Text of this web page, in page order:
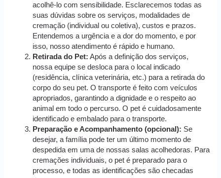
acolhê-lo com sensibilidade. Esclarecemos todas as
suas dúvidas sobre os serviços, modalidades de
cremação (individual ou coletiva), custos e prazos.
Entendemos a urgência e a dor do momento, e por
isso, nosso atendimento é rápido e humano.
Retirada do Pet: Após a definição dos serviços,
nossa equipe se desloca para o local indicado
(residência, clínica veterinária, etc.) para a retirada do
corpo do seu pet. O transporte é feito com veículos
apropriados, garantindo a dignidade e o respeito ao
animal em todo o percurso. O pet é cuidadosamente
identificado e embalado para o transporte.
Preparação e Acompanhamento (opcional): Se
desejar, a família pode ter um último momento de
despedida em uma de nossas salas acolhedoras. Para
cremações individuais, o pet é preparado para o
processo, e todas as identificações são checadas